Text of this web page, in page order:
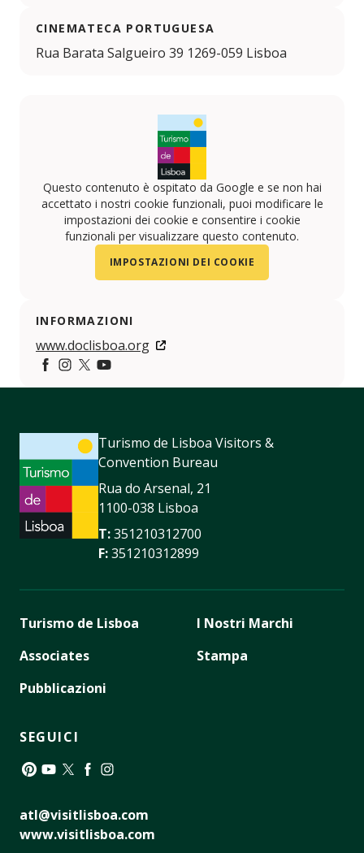
CINEMATECA PORTUGUESA
Rua Barata Salgueiro 39 1269-059 Lisboa
Questo contenuto è ospitato da Google e se non hai
accettato i nostri cookie funzionali, puoi modificare le
impostazioni dei cookie e consentire i cookie
funzionali per visualizzare questo contenuto.
IMPOSTAZIONI DEI COOKIE
INFORMAZIONI
www.doclisboa.org
https://www.facebook.com/doclisboa
https://www.instagram.com/doclisboaiff/
https://twitter.com/doclisboa
https://www.youtube.com/channel/
Turismo de Lisboa Visitors &
Convention Bureau
Rua do Arsenal, 21
1100-038 Lisboa
T:351210312700
F:351210312899
Turismo de Lisboa
Associates
Pubblicazioni
I Nostri Marchi
Stampa
SEGUICI
atl@visitlisboa.com
www.visitlisboa.com